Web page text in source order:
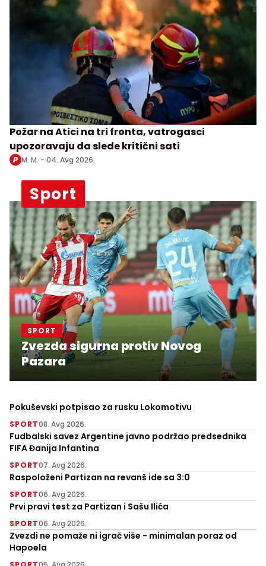
Požar na Atici na tri fronta, vatrogasci
upozoravaju da slede kritični sati
M. M. - 04. Avg 2026.
Sport
SPORT
Zvezda sigurna protiv Novog
Pazara
Pokuševski potpisao za rusku Lokomotivu
SPORT08. Avg 2026.
Fudbalski savez Argentine javno podržao predsednika
FIFA Đanija Infantina
SPORT07. Avg 2026.
Raspoloženi Partizan na revanš ide sa 3:0
SPORT06. Avg 2026.
Prvi pravi test za Partizan i Sašu Ilića
SPORT06. Avg 2026.
Zvezdi ne pomaže ni igrač više - minimalan poraz od
Hapoela